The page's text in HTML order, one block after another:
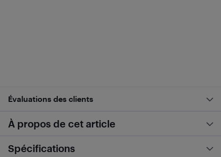
Évaluations des clients
À propos de cet article
Spécifications